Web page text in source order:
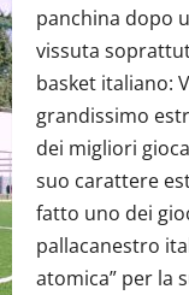
panchina dopo
vissuta
basket italiano:
grandissimo
dei migliori
suo carattere
fatto uno dei
pallacanestro
atomica” per la